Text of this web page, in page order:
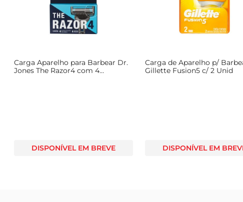
Carga Aparelho para Barbear Dr.
Jones The Razor4 com 4
DISPONÍVEL EM BREVE
Carga de Aparelho p/
Gillette Fusion5 c/ 2 Unid
DISPONÍVEL EM